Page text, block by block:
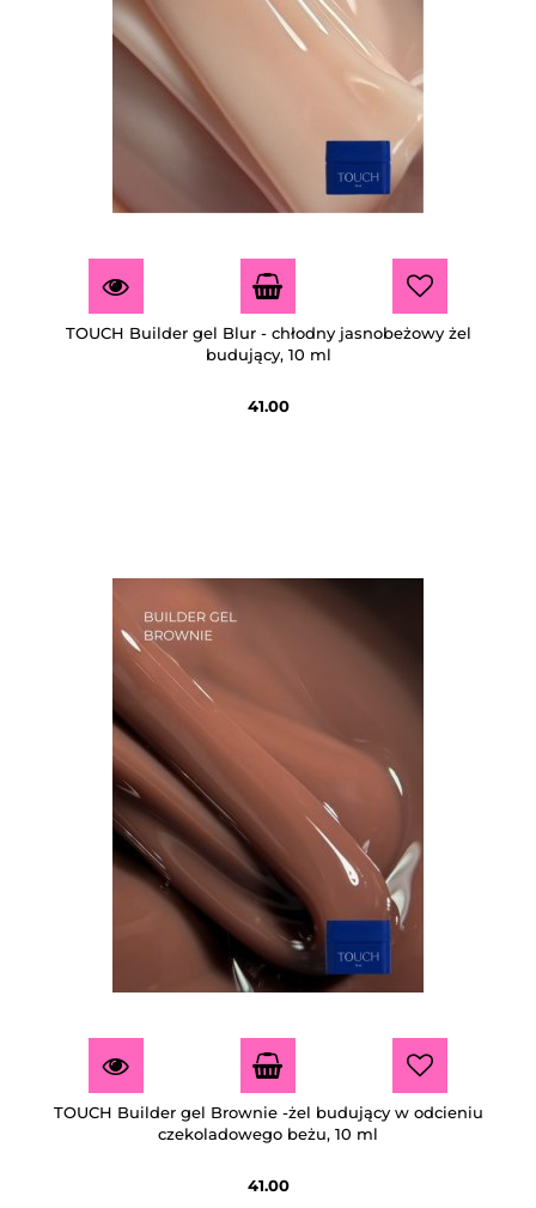
TOUCH Builder gel Blur - chłodny jasnobeżowy żel
budujący, 10 ml
41.00
TOUCH Builder gel Brownie -żel budujący w odcieniu
czekoladowego beżu, 10 ml
41.00